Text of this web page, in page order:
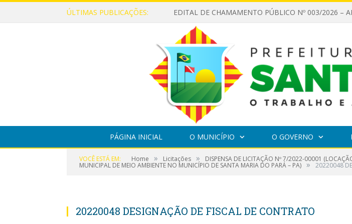
ÚLTIMAS PUBLICAÇÕES:
PÁGINA INICIAL O MUNICÍPIO O GOVERNO
VOCÊ ESTÁ EM: Home » Licitações » DISPENSA DE LICITAÇÃO Nº 7/2022-00001
MUNICIPAL DE MEIO AMBIENTE NO MUNICÍPIO DE SANTA MARIA DO PARÁ – PA) » 20220048
20220048 DESIGNAÇÃO DE FISCAL DE CONTRATO